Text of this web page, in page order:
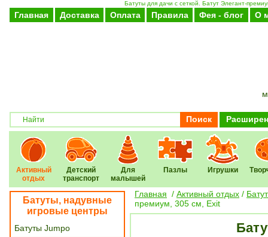
Батуты для дачи с сеткой. Батут Элегант-
Главная Доставка Оплата Правила Фея - блог О
Поиск
Активный
отдых
Детский
транспорт
Для
малышей
Пазлы Игрушки
Батуты, надувные
игровые центры
Батуты Jumpo
Главная / Активный отдых /
премиум, 305 см, Exit